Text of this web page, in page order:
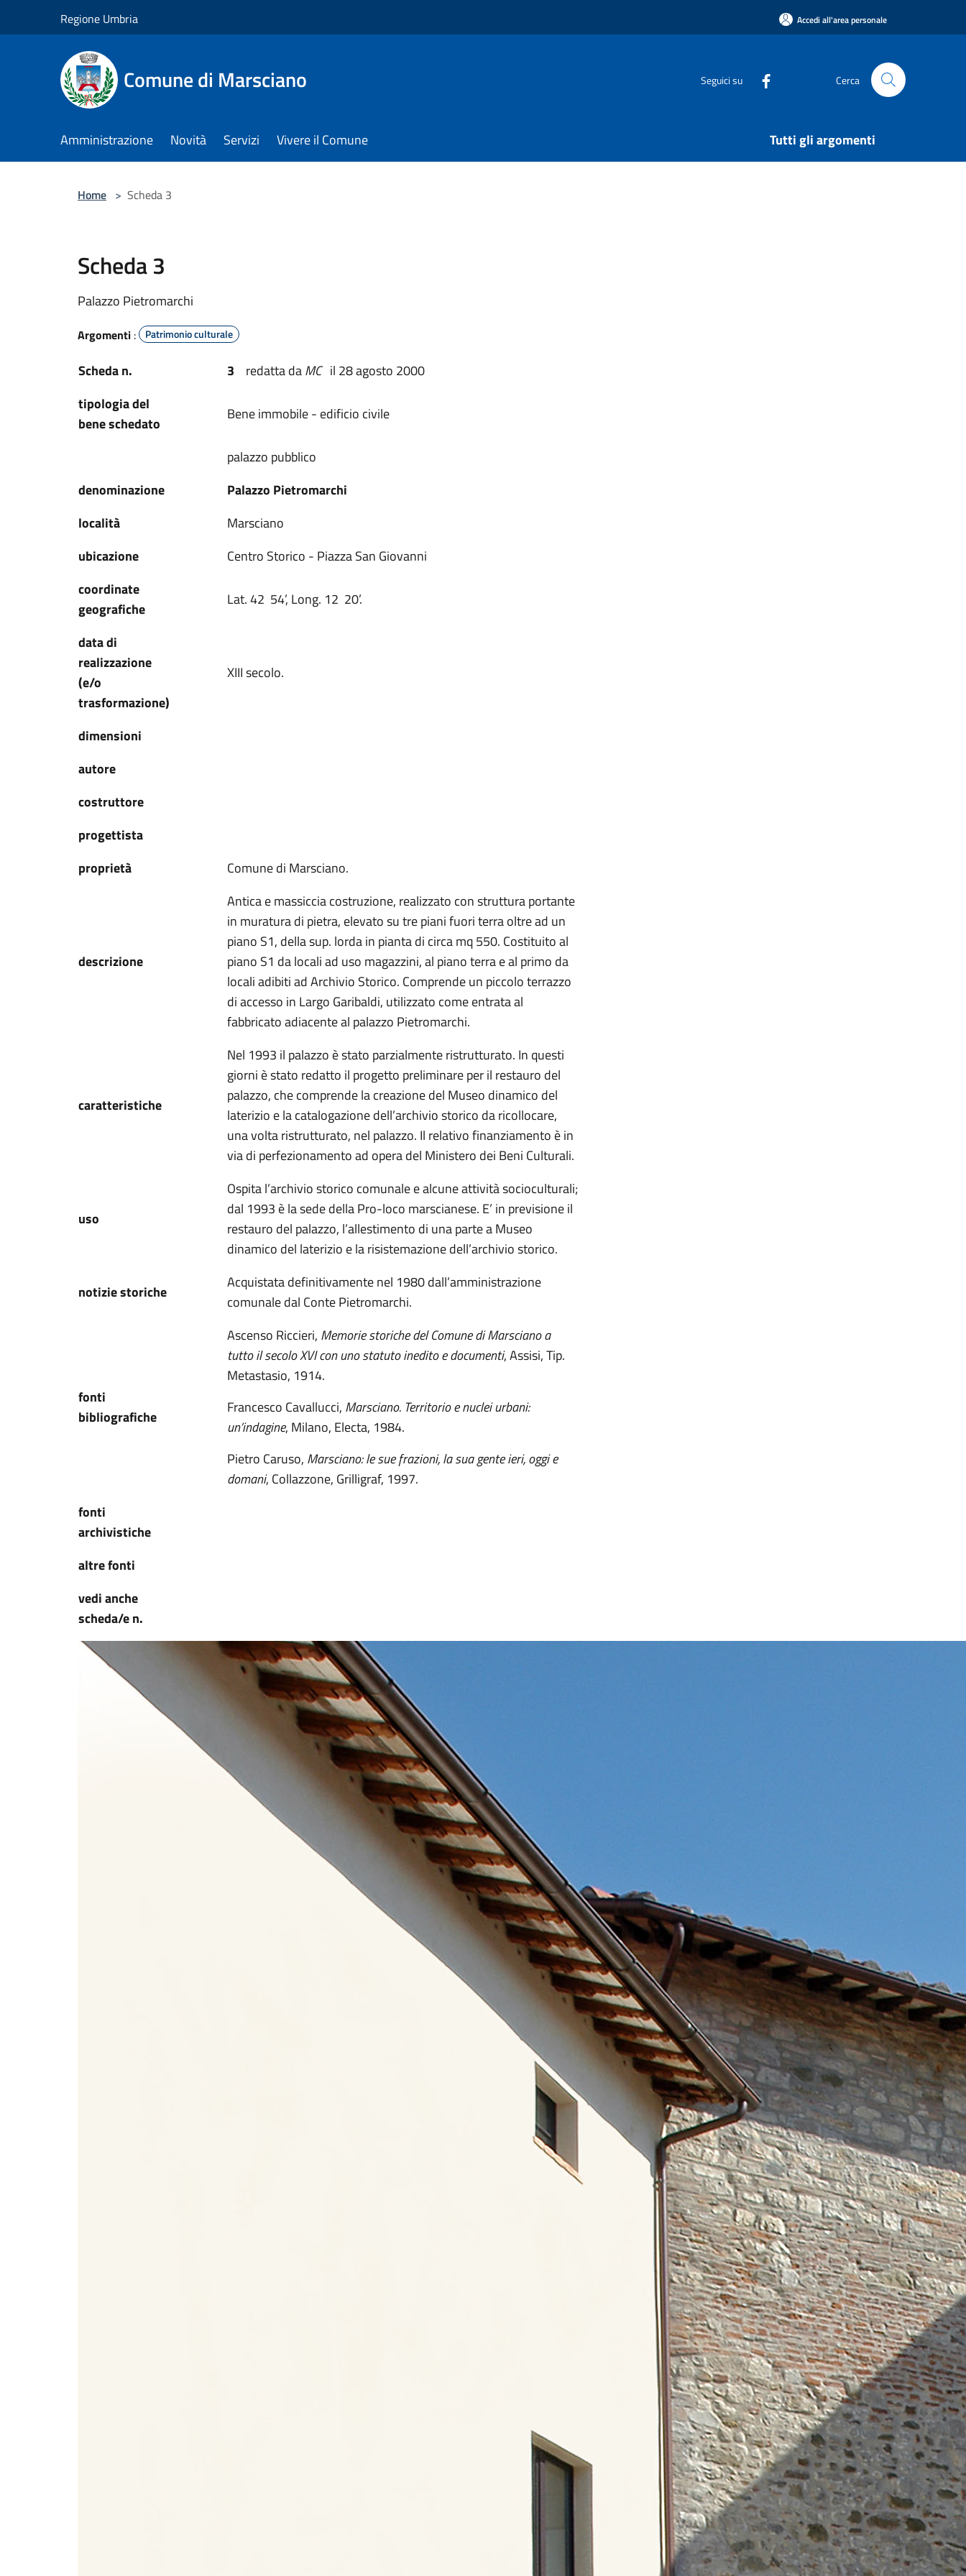
Regione Umbria Accedi all'area personale
Comune di Marsciano Seguici su Cerca
Amministrazione Novità Servizi Vivere il Comune Tutti gli argomenti
Home > Scheda 3
Scheda 3
Palazzo Pietromarchi
Argomenti : Patrimonio culturale
Scheda n. 3 redatta daMC il 28 agosto 2000
tipologia del
bene schedato
Bene immobile - edificio civile
palazzo pubblico
denominazione
Palazzo Pietromarchi
località
Marsciano
ubicazione
Centro Storico - Piazza San Giovanni
coordinate
geografiche
Lat. 42 54’, Long. 12 20’.
data di
realizzazione
(e/o
trasformazione)
XIII secolo.
dimensioni
autore
costruttore
progettista
proprietà
Comune di Marsciano.
descrizione
Antica e massiccia costruzione, realizzato con struttura portante
in muratura di pietra, elevato su tre piani fuori terra oltre ad un
piano S1, della sup. lorda in pianta di circa mq 550. Costituito al
piano S1 da locali ad uso magazzini, al piano terra e al primo da
locali adibiti ad Archivio Storico. Comprende un piccolo terrazzo
di accesso in Largo Garibaldi, utilizzato come entrata al
fabbricato adiacente al palazzo Pietromarchi.
caratteristiche
Nel 1993 il palazzo è stato parzialmente ristrutturato. In questi
giorni è stato redatto il progetto preliminare per il restauro del
palazzo, che comprende la creazione del Museo dinamico del
laterizio e la catalogazione dell’archivio storico da ricollocare,
una volta ristrutturato, nel palazzo. Il relativo finanziamento è in
via di perfezionamento ad opera del Ministero dei Beni Culturali.
uso
Ospita l’archivio storico comunale e alcune attività socioculturali;
dal 1993 è la sede della Pro-loco marscianese. E’ in previsione il
restauro del palazzo, l’allestimento di una parte a Museo
dinamico del laterizio e la risistemazione dell’archivio storico.
notizie storiche
Acquistata definitivamente nel 1980 dall’amministrazione
comunale dal Conte Pietromarchi.
fonti
bibliografiche
Ascenso Riccieri, Memorie storiche del Comune di Marsciano a
tutto il secolo XVI con uno statuto inedito e documenti, Assisi, Tip.
Metastasio, 1914.
Francesco Cavallucci, Marsciano. Territorio e nuclei urbani:
un’indagine, Milano, Electa, 1984.
Pietro Caruso, Marsciano: le sue frazioni, la sua gente ieri, oggi e
domani, Collazzone, Grilligraf, 1997.
fonti
archivistiche
altre fonti
vedi anche
scheda/e n.